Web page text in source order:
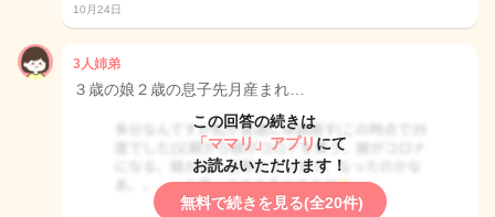
10月24日
3人姉弟
３歳の娘２歳の息子先月産まれ…
この回答の続きは
「ママリ」アプリ にて
お読みいただけます！
無料で続きを見る(全20件)